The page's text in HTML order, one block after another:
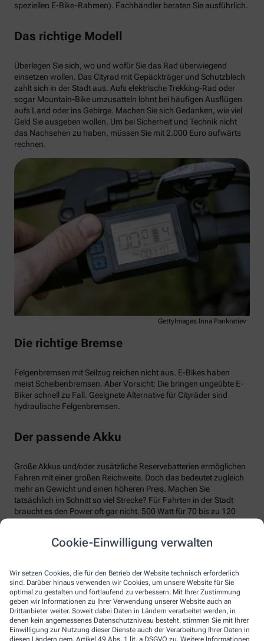
Cookie-Einwilligung verwalten
Wir setzen Cookies, die für den Betrieb der Website technisch erforderlich
sind. Darüber hinaus verwenden wir Cookies, um unsere Website für Sie
optimal zu gestalten und fortlaufend zu verbessern. Mit Ihrer Zustimmung
geben wir Informationen zu Ihrer Verwendung unserer Website auch an
Drittanbieter weiter. Soweit dabei Daten in Ländern verarbeitet werden, in
denen kein angemessenes Datenschutzniveau besteht, stimmen Sie mit Ihrer
Einwilligung zur Nutzung dieser Dienste auch der Verarbeitung Ihrer Daten in
diesen Ländern gem. Artikel 49 Abs. 1 lit. a DSGVO zu. Weitere Informationen
speziellen E-Bike-Rahmen). Fachhändler beraten Sie ausführlich.
Das richtige Modell
Überlegen Sie sich, wo und wofür Sie das Rad überwiegend
einsetzen wollen. Das Cityrad mit Gepäckträger und Schutzblech
zahlt sich in der Stadt aus. Aufs elektrische Trekking-Rad oder
sogar Mountain-Bike umzusatteln lohnt bei häufigen Ausflügen
aufs Land oder ins Gebirge. Machen Sie sich Gedanken, wie viel
Geld Sie ausgeben wollen. Um bei Sicherheit und Technik nicht
das Nachsehen zu haben, müssen Sie mit 2.000 Euro aufwärts
rechnen.
GettyImages Inna Pankratieva
Die richtige Bremse
Felgenbremsen mit Seilzug reichen nicht aus. E-Bikes haben
meist Scheibenbremsen. Aber Vorsicht: Die bringen ungeübte E-
Biker schnell zu Fall. Geeignete Alternative für Cityräder sind
hydraulische Felgenbremsen.
Der passende Akku
Große Akkus und/oder zusätzliche Reservebatterien ermöglichen
Fahren mit einer großen Reichweite. Doch das bedeutet zugleich
mehr an Gewicht und einen höheren Preis. Machen Sie
tatsächlich im Schnitt so viel Strecke? Für Fahrten in der Stadt
braucht es den Power oft gar nicht. 500 Watt für 70 bis zu 120